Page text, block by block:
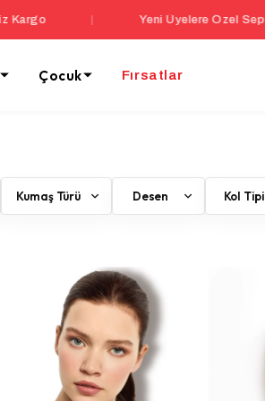
Yeni Üyelere Özel Sepette %5 İndirim
Çocuk Fırsatlar
Kumaş Türü Desen Kol Tipi